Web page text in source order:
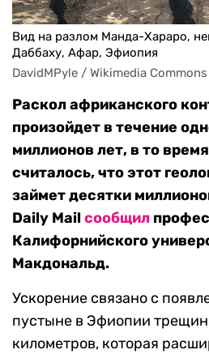
Вид на разлом Манда-Хараро,
Даббаху, Афар, Эфиопия
DavidMPyle / Wikimedia
Раскол африканского
произойдет в течение
миллионов лет, в то
считалось, что этот
займет десятки
Daily Mailсообщил
Калифорнийского
Макдональд.
Ускорение связано с
пустыне в Эфиопии
километров, которая